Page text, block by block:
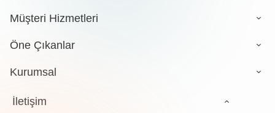
Müşteri Hizmetleri
Öne Çıkanlar
Kurumsal
İletişim